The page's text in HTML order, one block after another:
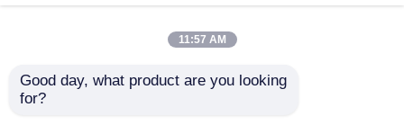
뉴스
24/37mm AS 반캡 화
11:57 AM
Good day, what product are you looking
for?